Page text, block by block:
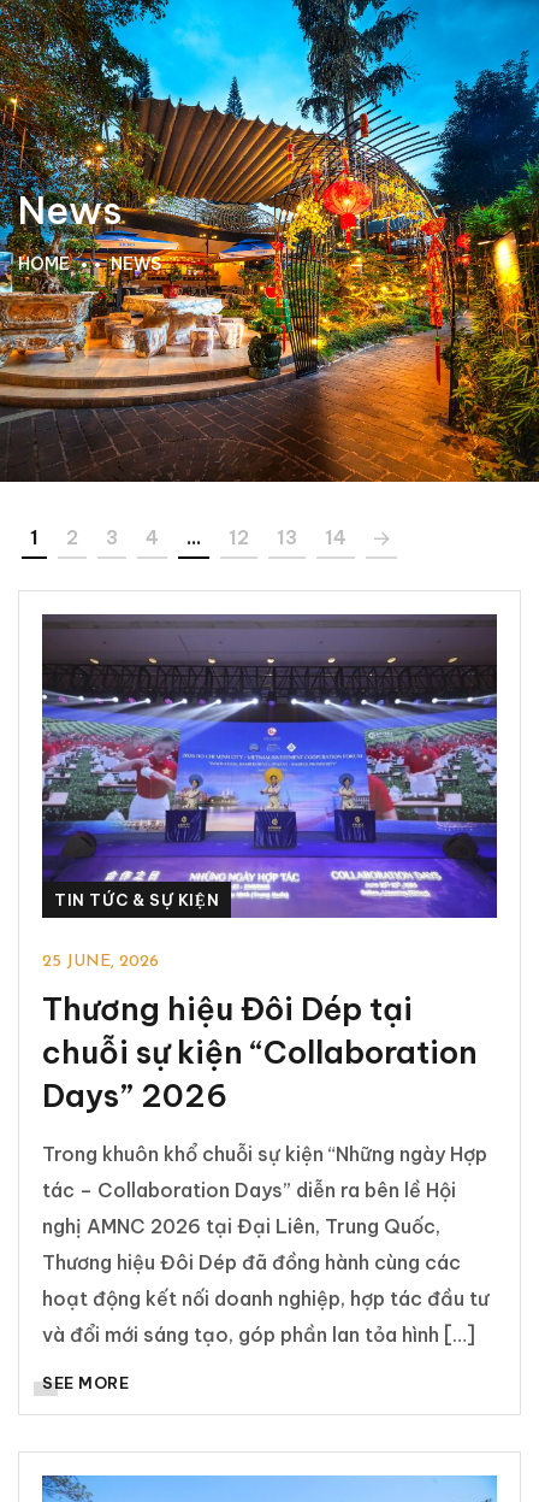
News
HOME NEWS
TIN TỨC & SỰ KIỆN
25 JUNE, 2026
Thương hiệu Đôi Dép tại
chuỗi sự kiện “Collaboration
Days” 2026
Trong khuôn khổ chuỗi sự kiện “Những ngày Hợp
tác – Collaboration Days” diễn ra bên lề Hội
nghị AMNC 2026 tại Đại Liên, Trung Quốc,
Thương hiệu Đôi Dép đã đồng hành cùng các
hoạt động kết nối doanh nghiệp, hợp tác đầu tư
và đổi mới sáng tạo, góp phần lan tỏa hình […]
SEE MORE
1 2 3 4 … 12 13 14